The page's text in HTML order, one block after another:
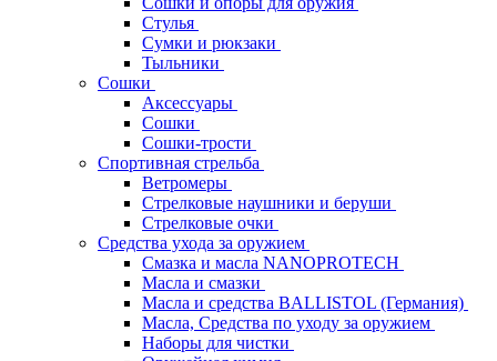
Стулья
Сумки и рюкзаки
Тыльники
Сошки
Аксессуары
Сошки
Сошки-трости
Спортивная стрельба
Ветромеры
Стрелковые наушники и беруши
Стрелковые очки
Средства ухода за оружием
Смазка и масла NANOPROTECH
Масла и смазки
Масла и средства BALLISTOL (Германия)
Масла, Средства по уходу за оружием
Наборы для чистки